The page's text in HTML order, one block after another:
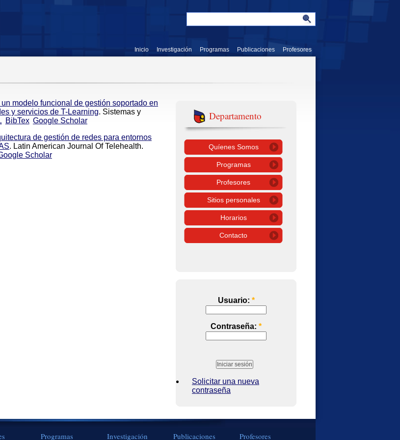
Inicio Investigación Programas Publicaciones Profesores
modelo funcional de gestión soportado en
y servicios de T-Learning. Sistemas y
BibTex Google Scholar
de gestión de redes para entornos
. Latin American Journal Of Telehealth.
Scholar
Departamento
Quíenes Somos
Programas
Profesores
Sitios personales
Horarios
Contacto
Usuario: *
Contraseña: *
Solicitar una nueva
contraseña
Programas Investigación Publicaciones Profesores